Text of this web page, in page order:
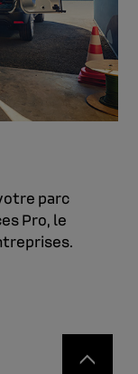
parc
Pro, le